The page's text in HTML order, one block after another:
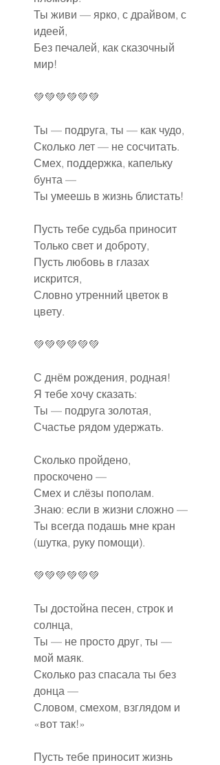
Ты живи — ярко, с драйвом, с
идеей,
Без печалей, как сказочный
мир!
💚💚💚💚💚💚
Ты — подруга, ты — как чудо,
Сколько лет — не сосчитать.
Смех, поддержка, капельку
бунта —
Ты умеешь в жизнь блистать!
Пусть тебе судьба приносит
Только свет и доброту,
Пусть любовь в глазах
искрится,
Словно утренний цветок в
цвету.
💚💚💚💚💚💚
С днём рождения, родная!
Я тебе хочу сказать:
Ты — подруга золотая,
Счастье рядом удержать.
Сколько пройдено,
проскочено —
Смех и слёзы пополам.
Знаю: если в жизни сложно —
Ты всегда подашь мне кран
(шутка, руку помощи).
💚💚💚💚💚💚
Ты достойна песен, строк и
солнца,
Ты — не просто друг, ты —
мой маяк.
Сколько раз спасала ты без
донца —
Словом, смехом, взглядом и
«вот так!»
Пусть тебе приносит жизнь